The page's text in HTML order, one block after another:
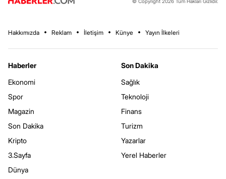
Hakkımızda Reklam İletişim Künye Yayın İlkeleri
Haberler
Ekonomi
Spor
Magazin
Son Dakika
Kripto
3.Sayfa
Dünya
Son Dakika
Sağlık
Teknoloji
Finans
Turizm
Yazarlar
Yerel Haberler